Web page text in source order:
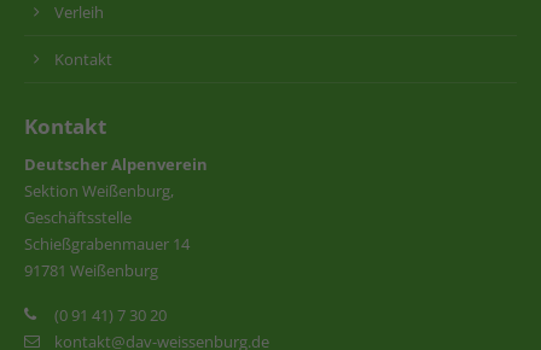
Verleih
Kontakt
Kontakt
Deutscher Alpenverein
Sektion Weißenburg,
Geschäftsstelle
Schießgrabenmauer 14
91781 Weißenburg
(0 91 41) 7 30 20
kontakt@dav-weissenburg.de